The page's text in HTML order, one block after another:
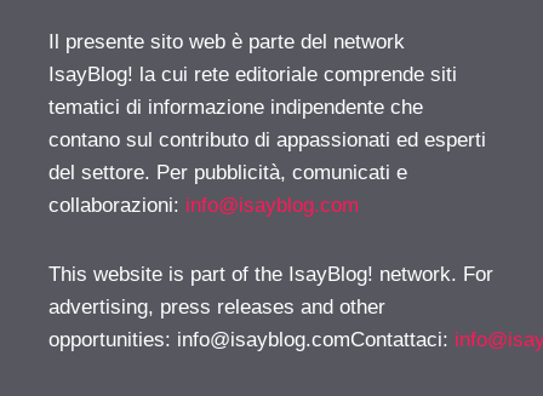
Il presente sito web è parte del network
IsayBlog! la cui rete editoriale comprende siti
tematici di informazione indipendente che
contano sul contributo di appassionati ed esperti
del settore. Per pubblicità, comunicati e
collaborazioni: info@isayblog.com
This website is part of the IsayBlog! network. For
advertising, press releases and other
opportunities: info@isayblog.comContattaci: